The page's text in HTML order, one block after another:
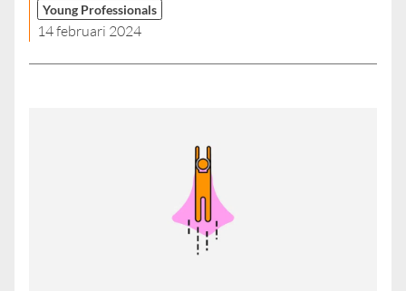
Young Professionals
14 februari 2024